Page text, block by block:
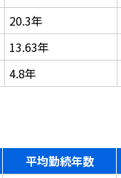
20.3年
13.63年
4.8年
平均勤続年数